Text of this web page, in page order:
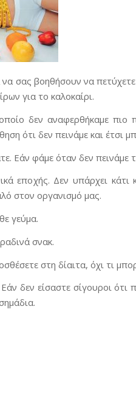
σας βοηθήσουν να
για το καλοκαίρι.
δεν αναφερθήκαμε πιο
ότι δεν πεινάμε και
Εάν φάμε όταν δεν πεινάμε
εποχής. Δεν υπάρχει
στον οργανισμό μας.
γεύμα.
σνακ.
στη δίαιτα, όχι τι
δεν είσαστε σίγουροι